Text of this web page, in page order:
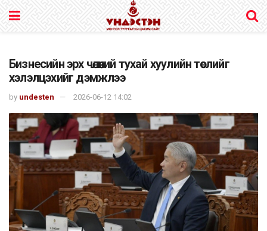
Бизнесийн эрх чөлөөний тухай хуулийн төслийг
хэлэлцэхийг дэмжлээ
by undesten 2026-06-12 14:02